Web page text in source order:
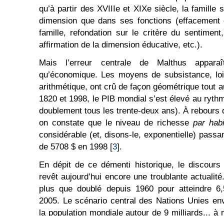
qu’à partir des XVIIIe et XIXe siècle, la famille
dimension que dans ses fonctions
famille, refondation sur le critère du
affirmation de la dimension éducative, etc.).
Mais l’erreur centrale de Malthus
qu’économique. Les moyens de subsistance,
arithmétique, ont crû de façon géométrique tout
1820 et 1998, le PIB mondial s’est élevé au
doublement tous les trente-deux ans). À rebours
on constate que le niveau de richesse par
considérable (et, disons-le, exponentielle)
de 5708 $ en 1998 [3].
En dépit de ce démenti historique, le discours
revêt aujourd’hui encore une troublante
plus que doublé depuis 1960 pour atteindre
2005. Le scénario central des Nations Unies
la population mondiale autour de 9 milliards... à